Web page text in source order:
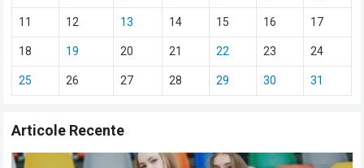
11 12 13 14 15 16 17
18 19 20 21 22 23 24
25 26 27 28 29 30 31
Articole Recente